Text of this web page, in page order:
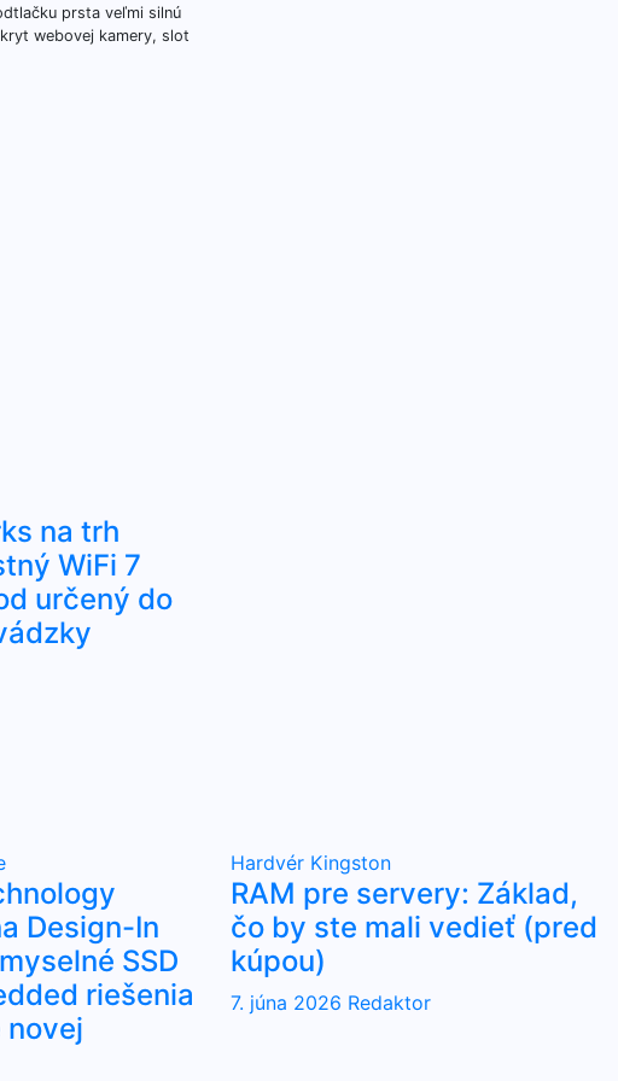
prsta veľmi silnú
webovej kamery, slot
na trh
WiFi 7
určený do
Design-In
SSD
riešenia
novej
Hardvér Kingston
RAM pre servery: Základ,
čo by ste mali vedieť (pred
kúpou)
7. júna 2026 Redaktor